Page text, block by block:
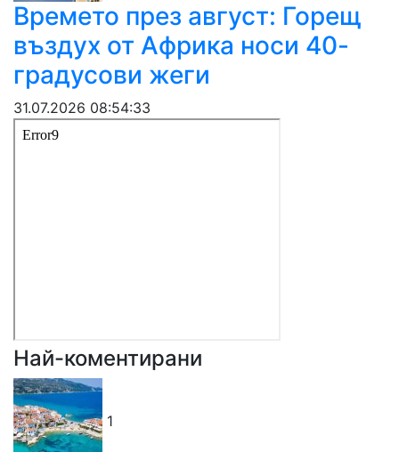
Времето през август: Горещ
въздух от Африка носи 40-
градусови жеги
31.07.2026 08:54:33
Най-коментирани
1